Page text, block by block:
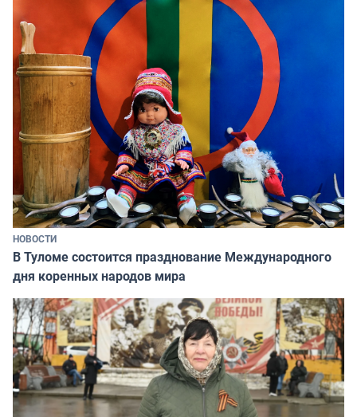
НОВОСТИ
В Туломе состоится празднование Международного
дня коренных народов мира